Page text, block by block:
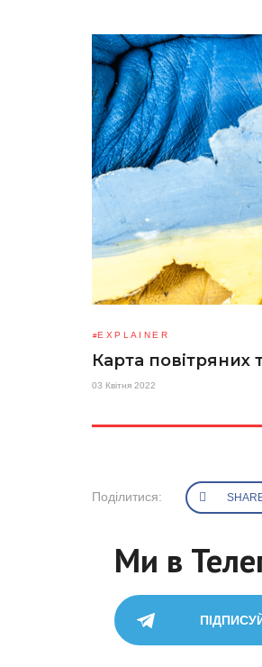
EXPLAINER
Карта повітряних
03 Квітня 2022
Поділитися:
Ми в